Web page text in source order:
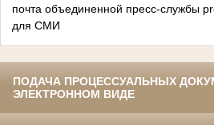
почта объединенной пресс-службы
для СМИ
ПОДАЧА ПРОЦЕССУАЛЬНЫХ
ЭЛЕКТРОННОМ ВИДЕ